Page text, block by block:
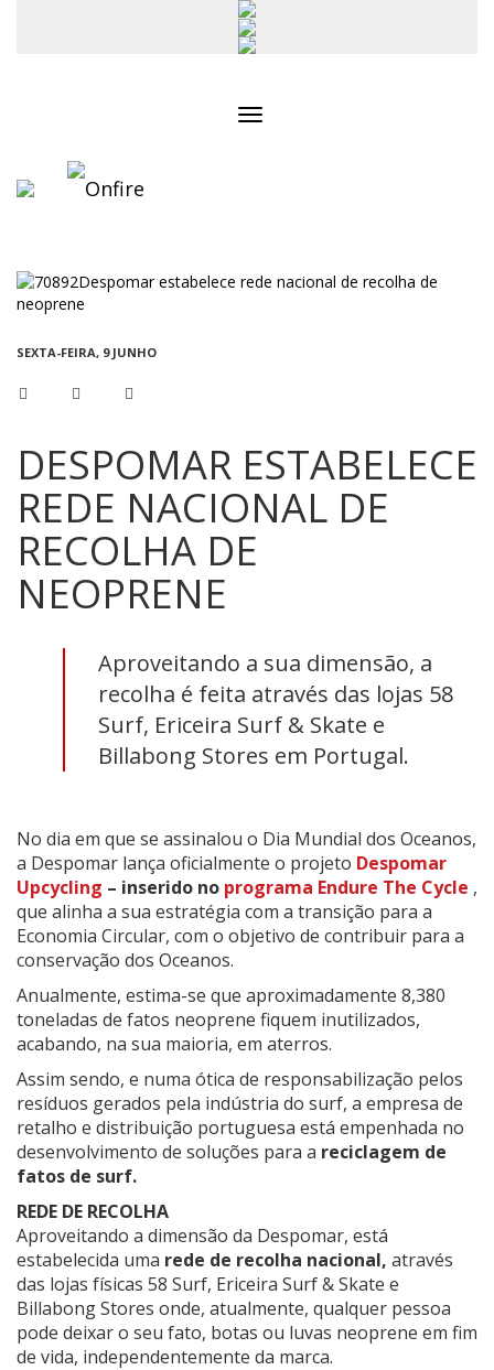
SEXTA-FEIRA, 9 JUNHO
DESPOMAR ESTABELECE
REDE NACIONAL DE
RECOLHA DE
NEOPRENE
Aproveitando a sua dimensão, a
recolha é feita através das lojas 58
Surf, Ericeira Surf & Skate e
Billabong Stores em Portugal.
No dia em que se assinalou o Dia Mundial dos Oceanos,
a Despomar lança oficialmente o projeto Despomar
Upcycling – inserido no programa Endure The Cycle ,
que alinha a sua estratégia com a transição para a
Economia Circular, com o objetivo de contribuir para a
conservação dos Oceanos.
Anualmente, estima-se que aproximadamente 8,380
toneladas de fatos neoprene fiquem inutilizados,
acabando, na sua maioria, em aterros.
Assim sendo, e numa ótica de responsabilização pelos
resíduos gerados pela indústria do surf, a empresa de
retalho e distribuição portuguesa está empenhada no
desenvolvimento de soluções para a reciclagem de
fatos de surf.
REDE DE RECOLHA
Aproveitando a dimensão da Despomar, está
estabelecida uma rede de recolha nacional, através
das lojas físicas 58 Surf, Ericeira Surf & Skate e
Billabong Stores onde, atualmente, qualquer pessoa
pode deixar o seu fato, botas ou luvas neoprene em fim
de vida, independentemente da marca.